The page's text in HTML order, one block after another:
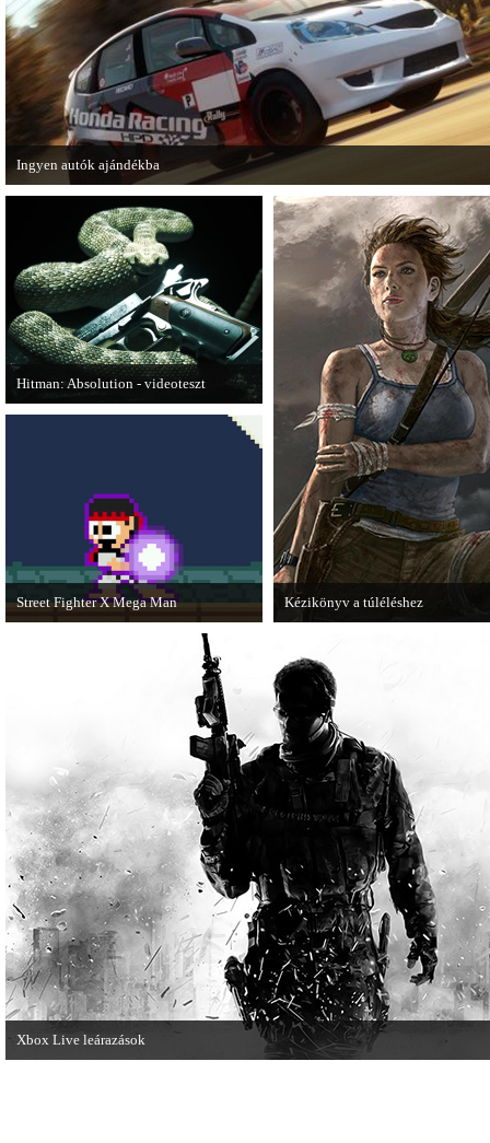
Ingyen autók ajándékba
A Forza Horizon készítői ingyenesen letölthető autókkal kedveskednek a
Hitman: Absolution - videoteszt
A PC Gurutól Bate és Chris mutatják be
Kézikönyv a túléléshez
manapság már kötelező
Street Fighter X Mega Man
A Capcom ismert karakterei ismét
összecsapnak - ingyenesen letölthető a
Xbox Live leárazások